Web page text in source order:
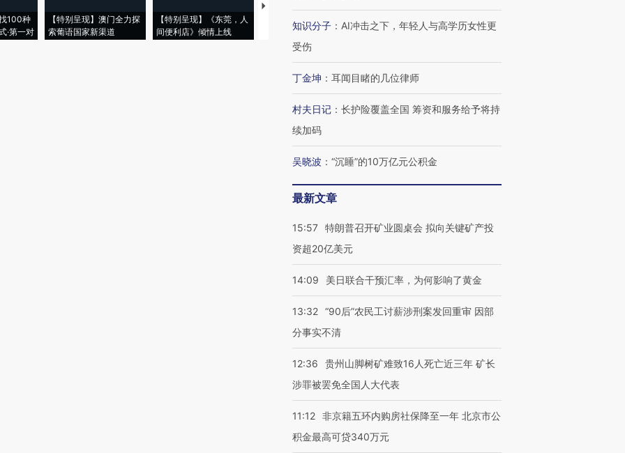
100种
·第一对
【特别呈现】澳门全力探
索葡语国家新渠道
【特别呈现】《东莞，人
间便利店》倾情上线
【推广】走进第四届链博
会，让数智科技“链”接产
【特别呈现】寻找100种
有意思的生活方式·第三对
CFO：不靠规模取胜，华
住三大增长引擎是什么？
知识分子 ： AI冲击之下，年轻人与高学历女性更
受伤
丁金坤 ： 耳闻目睹的几位律师
村夫日记 ： 长护险覆盖全国 筹资和服务给予将持
续加码
吴晓波 ： “沉睡”的10万亿元公积金
最新文章
15:57 特朗普召开矿业圆桌会 拟向关键矿产投
资超20亿美元
14:09 美日联合干预汇率，为何影响了黄金
13:32 “90后”农民工讨薪涉刑案发回重审 因部
分事实不清
12:36
贵州山脚树矿难致16人死亡近三年 矿长
涉罪被罢免全国人大代表
11:12 非京籍五环内购房社保降至一年 北京市公
积金最高可贷340万元